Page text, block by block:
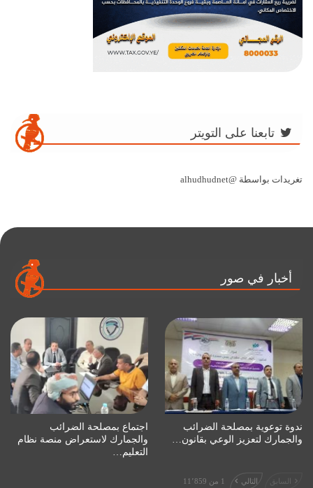
تابعنا على التويتر
تغريدات بواسطة @alhudhudnet
أخبار في صور
ندوة توعوية بمصلحة الضرائب
والجمارك لتعزيز الوعي بقانون…
اجتماع بمصلحة الضرائب
والجمارك لاستعراض منصة نظام
التعليم…
السابق التالي 1 من 11٬859